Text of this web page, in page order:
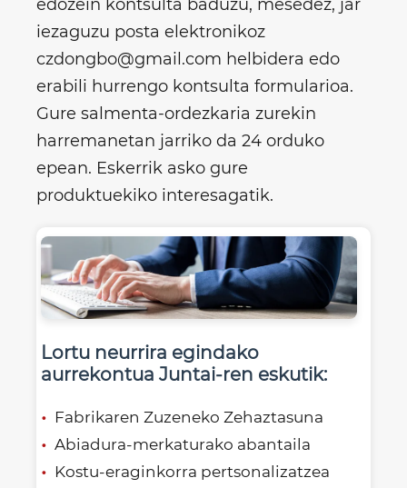
edozein kontsulta baduzu, mesedez, jar
iezaguzu posta elektronikoz
czdongbo@gmail.com helbidera edo
erabili hurrengo kontsulta formularioa.
Gure salmenta-ordezkaria zurekin
harremanetan jarriko da 24 orduko
epean. Eskerrik asko gure
produktuekiko interesagatik.
Lortu neurrira egindako
aurrekontua Juntai-ren eskutik:
Fabrikaren Zuzeneko Zehaztasuna
Abiadura-merkaturako abantaila
Kostu-eraginkorra pertsonalizatzea